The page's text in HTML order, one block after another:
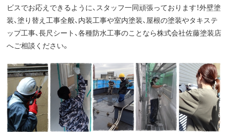
ビスでお応えできるように、スタッフ一同頑張っております！外壁塗
装、塗り替え工事全般、内装工事や室内塗装、屋根の塗装やタキステ
ップ工事、長尺シート、各種防水工事のことなら株式会社佐藤塗装店
へご相談ください。